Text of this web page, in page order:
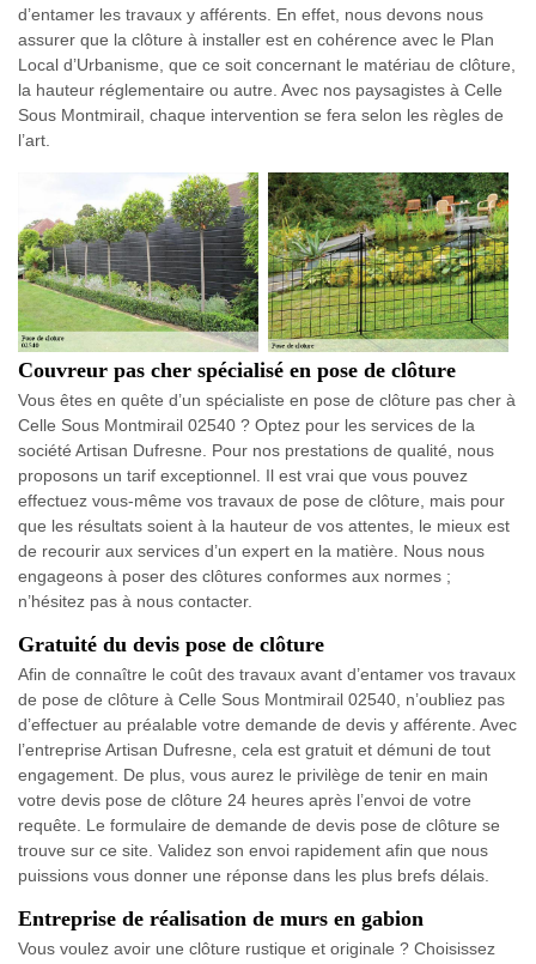
d’entamer les travaux y afférents. En effet, nous devons nous
assurer que la clôture à installer est en cohérence avec le Plan
Local d’Urbanisme, que ce soit concernant le matériau de clôture,
la hauteur réglementaire ou autre. Avec nos paysagistes à Celle
Sous Montmirail, chaque intervention se fera selon les règles de
l’art.
Couvreur pas cher spécialisé en pose de clôture
Vous êtes en quête d’un spécialiste en pose de clôture pas cher à
Celle Sous Montmirail 02540 ? Optez pour les services de la
société Artisan Dufresne. Pour nos prestations de qualité, nous
proposons un tarif exceptionnel. Il est vrai que vous pouvez
effectuez vous-même vos travaux de pose de clôture, mais pour
que les résultats soient à la hauteur de vos attentes, le mieux est
de recourir aux services d’un expert en la matière. Nous nous
engageons à poser des clôtures conformes aux normes ;
n’hésitez pas à nous contacter.
Gratuité du devis pose de clôture
Afin de connaître le coût des travaux avant d’entamer vos travaux
de pose de clôture à Celle Sous Montmirail 02540, n’oubliez pas
d’effectuer au préalable votre demande de devis y afférente. Avec
l’entreprise Artisan Dufresne, cela est gratuit et démuni de tout
engagement. De plus, vous aurez le privilège de tenir en main
votre devis pose de clôture 24 heures après l’envoi de votre
requête. Le formulaire de demande de devis pose de clôture se
trouve sur ce site. Validez son envoi rapidement afin que nous
puissions vous donner une réponse dans les plus brefs délais.
Entreprise de réalisation de murs en gabion
Vous voulez avoir une clôture rustique et originale ? Choisissez